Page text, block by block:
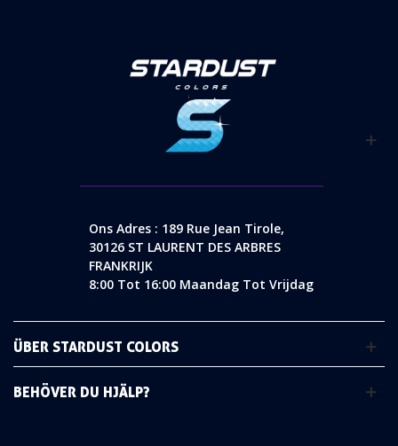
Ons Adres : 189 Rue Jean Tirole,
30126 ST LAURENT DES ARBRES
FRANKRIJK
8:00 Tot 16:00 Maandag Tot Vrijdag
ÜBER STARDUST COLORS
BEHÖVER DU HJÄLP?